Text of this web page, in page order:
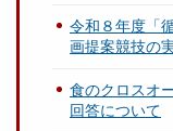
令和８年度「
画提案競技の
食のクロスオ
回答について